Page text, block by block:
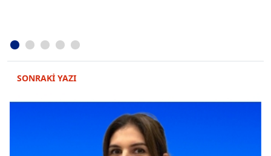
SONRAKİ YAZI